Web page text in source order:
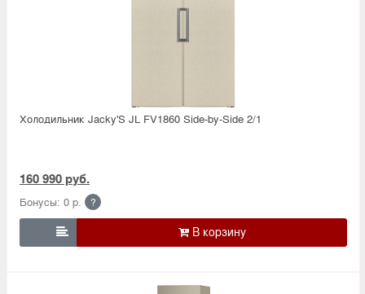
Холодильник Jacky'S JL FV1860 Side-by-Side 2/1
160 990 руб.
Бонусы: 0 р. ?
